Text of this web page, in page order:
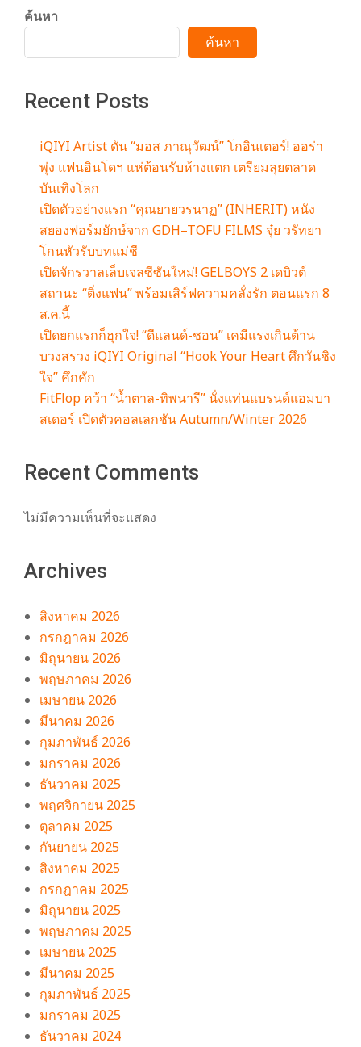
ค้นหา
ค้นหา
Recent Posts
iQIYI Artist ดัน “มอส ภาณุวัฒน์” โกอินเตอร์! ออร่า
พุ่ง แฟนอินโดฯ แห่ต้อนรับห้างแตก เตรียมลุยตลาด
บันเทิงโลก
เปิดตัวอย่างแรก “คุณยายวรนาฏ” (INHERIT) หนัง
สยองฟอร์มยักษ์จาก GDH–TOFU FILMS จุ๋ย วรัทยา
โกนหัวรับบทแม่ชี
เปิดจักรวาลเล็บเจลซีซันใหม่! GELBOYS 2 เดบิวต์
สถานะ “ติ่งแฟน” พร้อมเสิร์ฟความคลั่งรัก ตอนแรก 8
ส.ค.นี้
เปิดยกแรกก็ฮุกใจ! “ดีแลนด์-ชอน” เคมีแรงเกินต้าน
บวงสรวง iQIYI Original “Hook Your Heart ศึกวันชิง
ใจ” คึกคัก
FitFlop คว้า “น้ำตาล-ทิพนารี” นั่งแท่นแบรนด์แอมบา
สเดอร์ เปิดตัวคอลเลกชัน Autumn/Winter 2026
Recent Comments
ไม่มีความเห็นที่จะแสดง
Archives
สิงหาคม 2026
กรกฎาคม 2026
มิถุนายน 2026
พฤษภาคม 2026
เมษายน 2026
มีนาคม 2026
กุมภาพันธ์ 2026
มกราคม 2026
ธันวาคม 2025
พฤศจิกายน 2025
ตุลาคม 2025
กันยายน 2025
สิงหาคม 2025
กรกฎาคม 2025
มิถุนายน 2025
พฤษภาคม 2025
เมษายน 2025
มีนาคม 2025
กุมภาพันธ์ 2025
มกราคม 2025
ธันวาคม 2024